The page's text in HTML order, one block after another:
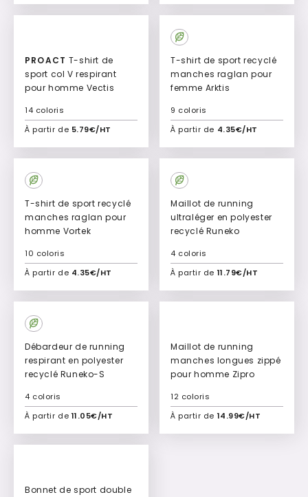
Ajouter à mon devis Ajouter à mon devis
PROACT
sport col V respirant
pour homme Vectis
À partir de 5.79€/HT
14 coloris
Ajouter à mon devis
New
T-shirt de sport recyclé
manches raglan pour
femme Arktis
À partir de 4.35€/HT
9 coloris
Ajouter à mon devis
New
T-shirt de sport recyclé
manches raglan pour
homme Vortek
À partir de 4.35€/HT
10 coloris
Ajouter à mon devis
New
Maillot de running
ultraléger en polyester
recyclé Runeko
À partir de 11.79€/HT
4 coloris
Ajouter à mon devis
New
Débardeur de running
respirant en polyester
recyclé Runeko-S
À partir de 11.05€/HT
4 coloris
Ajouter à mon devis
Maillot de running
manches longues zippé
pour homme Zipro
À partir de 14.99€/HT
12 coloris
Ajouter à mon devis
Bonnet de sport double